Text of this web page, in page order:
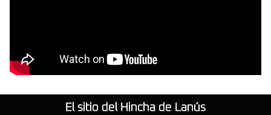
El sitio del Hincha de Lanús